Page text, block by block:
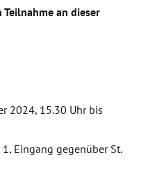
an dieser
2024, 15.30 Uhr bis
Eingang gegenüber St.